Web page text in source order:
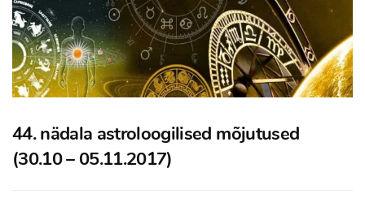
44. nädala astroloogilised mõjutused
(30.10 – 05.11.2017)